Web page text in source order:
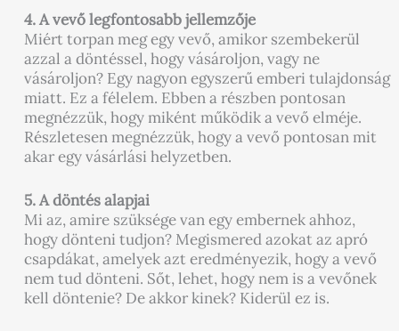
4. A vevő legfontosabb jellemzője
Miért torpan meg egy vevő, amikor szembekerül
azzal a döntéssel, hogy vásároljon, vagy ne
vásároljon? Egy nagyon egyszerű emberi tulajdonság
miatt. Ez a félelem. Ebben a részben pontosan
megnézzük, hogy miként működik a vevő elméje.
Részletesen megnézzük, hogy a vevő pontosan mit
akar egy vásárlási helyzetben.
5. A döntés alapjai
Mi az, amire szüksége van egy embernek ahhoz,
hogy dönteni tudjon? Megismered azokat az apró
csapdákat, amelyek azt eredményezik, hogy a vevő
nem tud dönteni. Sőt, lehet, hogy nem is a vevőnek
kell döntenie? De akkor kinek? Kiderül ez is.